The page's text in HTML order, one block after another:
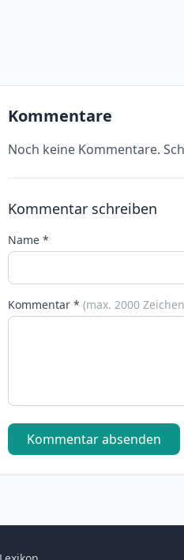
Kommentare
Noch keine Kommentare.
Kommentar schreiben
Name *
Kommentar * (max. 2000
Kommentar absenden